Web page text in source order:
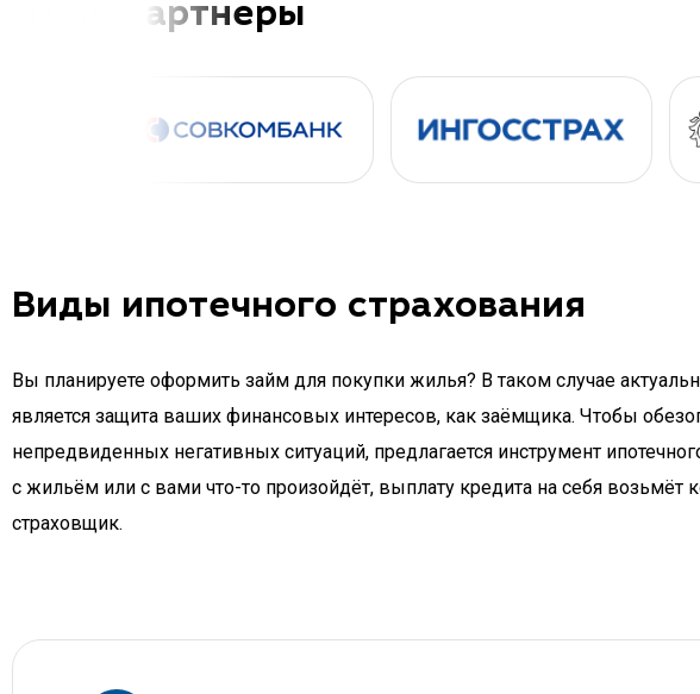
Наши партнеры
Виды ипотечного страхования
Вы планируете оформить займ для покупки жилья? В таком случае
является защита ваших финансовых интересов, как заёмщика. Чтобы
непредвиденных негативных ситуаций, предлагается инструмент
с жильём или с вами что-то произойдёт, выплату кредита на себя возьмёт
страховщик.